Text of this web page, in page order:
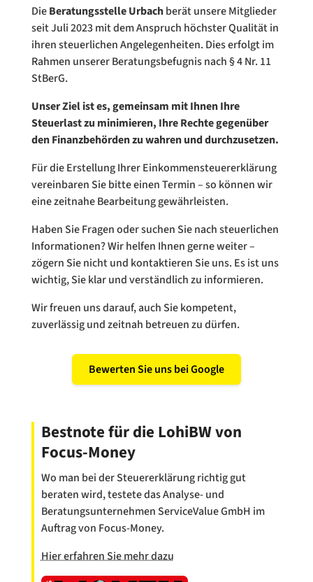
DieBeratungsstelle Urbachberät unsere Mitglieder
seit Juli 2023 mit dem Anspruch höchster Qualität in
ihren steuerlichen Angelegenheiten. Dies erfolgt im
Rahmen unserer Beratungsbefugnis nach § 4 Nr. 11
StBerG.
Unser Ziel ist es, gemeinsam mit Ihnen Ihre
Steuerlast zu minimieren, Ihre Rechte gegenüber
den Finanzbehörden zu wahren und durchzusetzen.
Für die Erstellung Ihrer Einkommensteuererklärung
vereinbaren Sie bitte einen Termin – so können wir
eine zeitnahe Bearbeitung gewährleisten.
Haben Sie Fragen oder suchen Sie nach steuerlichen
Informationen? Wir helfen Ihnen gerne weiter –
zögern Sie nicht und kontaktieren Sie uns. Es ist uns
wichtig, Sie klar und verständlich zu informieren.
Wir freuen uns darauf, auch Sie kompetent,
zuverlässig und zeitnah betreuen zu dürfen.
Bewerten Sie uns bei Google
Bestnote für die LohiBW von
Focus-Money
Wo man bei der Steuererklärung richtig gut
beraten wird, testete das Analyse- und
Beratungsunternehmen ServiceValue GmbH im
Auftrag von Focus-Money.
Hier erfahren Sie mehr dazu